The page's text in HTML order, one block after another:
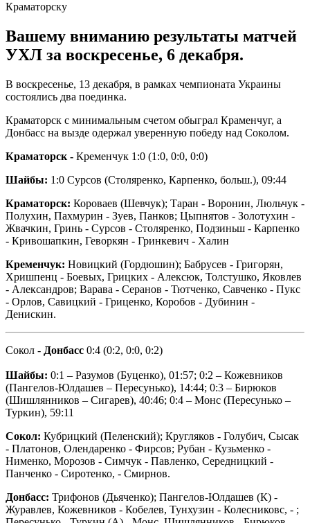
Вашему вниманию результаты матчей
УХЛ за воскресенье, 6 декабря.
В воскресенье, 13 декабря, в рамках чемпионата Украины
состоялись два поединка.
Краматорск с минимальным счетом обыграл Краменчуг, а
Донбасс на вызде одержал уверенную победу над Соколом.
Краматорск - Кременчук 1:0 (1:0, 0:0, 0:0)
Шайбы: 1:0 Сурсов (Столяренко, Карпенко, больш.), 09:44
Краматорск: Короваев (Шевчук); Таран - Воронин, Люльчук -
Полухин, Пахмурин - Зуев, Панков; Цыпнятов - Золотухин -
Жвачкин, Гринь - Сурсов - Столяренко, Подзиньш - Карпенко
- Кривошапкин, Геворкян - Гринкевич - Халин
Кременчук: Новицкий (Гордюшин); Бабрусев - Григорян,
Хришпенц - Боевых, Грицких - Алексюк, Толстушко, Яковлев
- Александров; Варава - Серанов - Тютченко, Савченко - Пукс
- Орлов, Савицкий - Гриценко, Коробов - Дубинин -
Денискин.
Сокол - Донбасс 0:4 (0:2, 0:0, 0:2)
Шайбы: 0:1 – Разумов (Буценко), 01:57; 0:2 – Кожевников
(Пангелов-Юлдашев – Пересунько), 14:44; 0:3 – Бирюков
(Шишлянников – Сигарев), 40:46; 0:4 – Монс (Пересунько –
Туркин), 59:11
Сокол: Кубрицкий (Пеленский); Кругляков - Голубич, Сысак
- Платонов, Олендаренко - Фирсов; Рубан - Кузьменко -
Нименко, Морозов - Симчук - Павленко, Середницкий -
Панченко - Сиротенко, - Смирнов.
Донбасс: Трифонов (Дьяченко); Пангелов-Юлдашев (К) -
Журавлев, Кожевников - Кобелев, Тунхузин - Колесниковс, - ;